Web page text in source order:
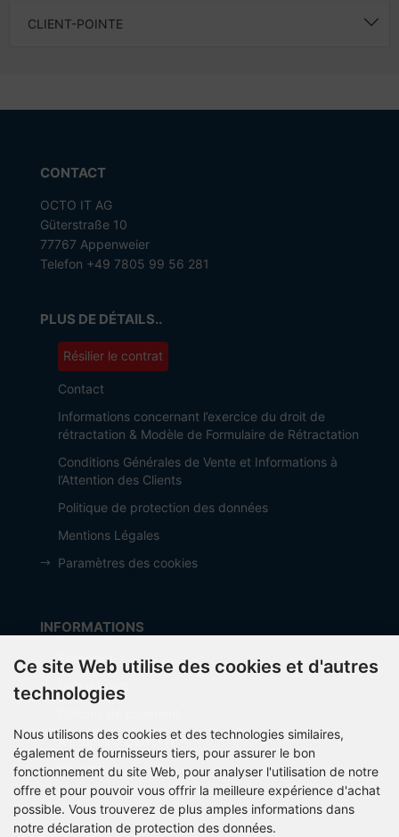
CLIENT-POINTE
CONTACT
OCTO IT AG
Güterstraße 10
77767 Appenweier
Telefon +49 7805 99 56 281
PLUS DE DÉTAILS..
Résilier le contrat
Contact
Informations concernant l’exercice du droit de
rétractation & Modèle de Formulaire de Rétractation
Conditions Générales de Vente et Informations à
l’Attention des Clients
Politique de protection des données
Mentions Légales
Paramètres des cookies
INFORMATIONS
Fabricant
frais de port
À propos d’OCTO IT
Sitemap
PARTNER
Ce site Web utilise des cookies et d'autres
technologies
Nous utilisons des cookies et des technologies similaires,
également de fournisseurs tiers, pour assurer le bon
fonctionnement du site Web, pour analyser l'utilisation de notre
offre et pour pouvoir vous offrir la meilleure expérience d'achat
possible. Vous trouverez de plus amples informations dans
notre déclaration de protection des données.